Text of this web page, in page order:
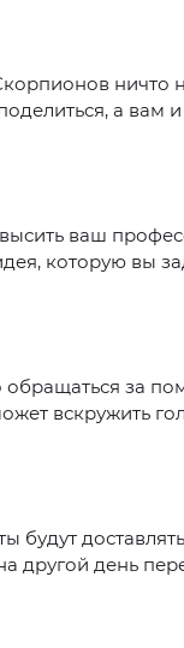
ничто
а вам
ваш
которую вы
за
вскружить
день